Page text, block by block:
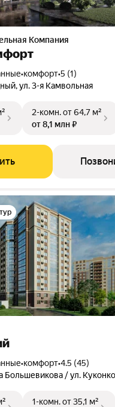
Компания
•комфорт•5 (1)
ул. 3-я Камвольная
2-комн.от 64,7 м²
от 8,1 млн ₽
•комфорт•4.5 (45)
Большевикова / ул.
1-комн.от 35,1 м²